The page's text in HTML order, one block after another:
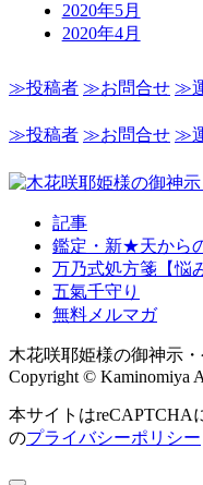
2020年5月
2020年4月
≫投稿者 ≫お問合せ ≫
≫投稿者 ≫お問合せ ≫
記事
鑑定・新★天から
万乃式処方箋【悩
五氣千守り
無料メルマガ
木花咲耶姫様の御神示
Copyright © Kaminomiya
本サイトはreCAPTCHA
のプライバシーポリシー